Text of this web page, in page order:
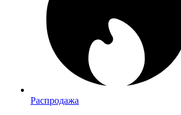
Распродажа